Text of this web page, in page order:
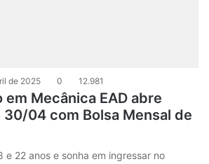
de 2025 0 12.981
em Mecânica EAD abre
04 com Bolsa Mensal de
e 22 anos e sonha em ingressar no